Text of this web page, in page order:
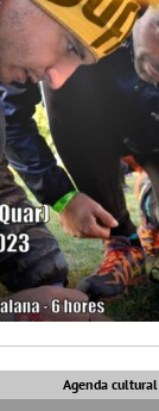
Agenda cultural